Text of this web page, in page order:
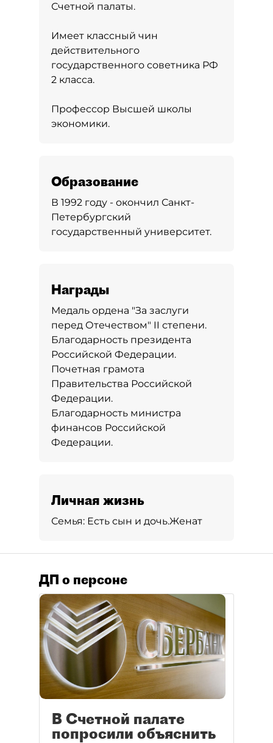
Счетной палаты.
Имеет классный чин
действительного
государственного советника РФ
2 класса.
Профессор Высшей школы
экономики.
Образование
В 1992 году - окончил Санкт-
Петербургский
государственный университет.
Награды
Медаль ордена "За заслуги
перед Отечеством" II степени.
Благодарность президента
Российской Федерации.
Почетная грамота
Правительства Российской
Федерации.
Благодарность министра
финансов Российской
Федерации.
Личная жизнь
Семья: Есть сын и дочь.Женат
ДП о персоне
В Счетной палате
попросили объяснить